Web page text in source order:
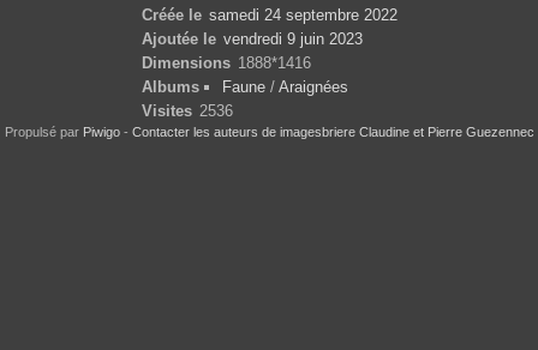
Créée le samedi 24 septembre 2022
Ajoutée le vendredi 9 juin 2023
Dimensions 1888*1416
Albums
Faune / Araignées
Visites 2536
Propulsé par Piwigo- Contacter les auteurs de imagesbriere Claudine et Pierre Guezennec